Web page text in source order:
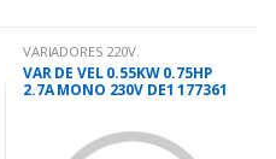
VARIADORES 220V.
VAR DE VEL 0.55KW 0.75HP
2.7A MONO 230V DE1 177361